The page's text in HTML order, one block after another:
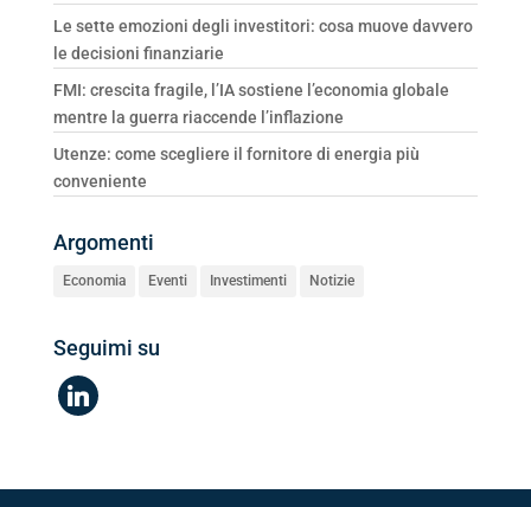
Le sette emozioni degli investitori: cosa muove davvero
le decisioni finanziarie
FMI: crescita fragile, l’IA sostiene l’economia globale
mentre la guerra riaccende l’inflazione
Utenze: come scegliere il fornitore di energia più
conveniente
Argomenti
Economia Eventi Investimenti Notizie
Seguimi su
linkedin